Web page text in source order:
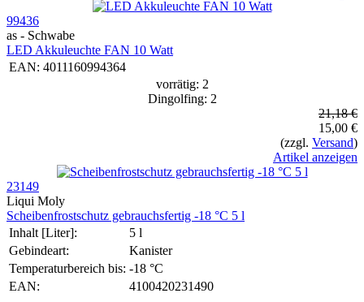
99436
as - Schwabe
LED Akkuleuchte FAN 10 Watt
EAN: 4011160994364
vorrätig: 2
Dingolfing: 2
21,18 €
15,00 €
(zzgl. Versand)
Artikel anzeigen
23149
Liqui Moly
Schei­ben­frost­schutz gebrauchs­fertig -18 °C 5 l
Inhalt [Liter]:
5 l
Gebindeart:
Kanister
Temperaturbereich bis: -18 °C
EAN:
4100420231490